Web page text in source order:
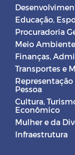
Educação,
Procuradoria
Meio
Finanças,
Transportes e
Pessoa
Cultura,
Econômico
Mulher e da
Infraestrutura